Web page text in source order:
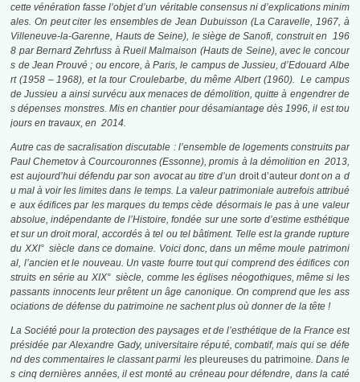
cette vénération fasse l’objet d’un véritable consensus ni d’explications minim
ales. On peut citer les ensembles de Jean Dubuisson (La Caravelle, 1967, à
Villeneuve-la-Garenne, Hauts de Seine), le siège de Sanofi, construit en 196
8 par Bernard Zehrfuss à Rueil Malmaison (Hauts de Seine), avec le concour
s de Jean Prouvé ; ou encore, à Paris, le campus de Jussieu, d’Edouard Albe
rt (1958 – 1968), et la tour Croulebarbe, du même Albert (1960). Le campus
de Jussieu a ainsi survécu aux menaces de démolition, quitte à engendrer de
s dépenses monstres. Mis en chantier pour désamiantage dès 1996, il est tou
jours en travaux, en 2014.
Autre cas de sacralisation discutable : l’ensemble de logements construits par
Paul Chemetov à Courcouronnes (Essonne), promis à la démolition en 2013,
est aujourd’hui défendu par son avocat au titre d’un droit d’auteurdont on a d
u mal à voir les limites dans le temps. La valeur patrimoniale autrefois attribué
e aux édifices par les marques du temps cède désormais le pas à une valeur
absolue, indépendante de l’Histoire, fondée sur une sorte d’estime esthétique
et sur un droit moral, accordés à tel ou tel bâtiment. Telle est la grande rupture
du XXI° siècle dans ce domaine. Voici donc, dans un même moule patrimoni
al, l’ancien et le nouveau. Un vaste fourre tout qui comprend des édifices con
struits en série au XIX° siècle, comme les églises néogothiques, même si les
passants innocents leur prêtent un âge canonique. On comprend que les ass
ociations de défense du patrimoine ne sachent plus où donner de la tête !
La Société pour la protection des paysages et de l’esthétique de la France est
présidée par Alexandre Gady, universitaire réputé, combatif, mais qui se défe
nd des commentaires le classant parmi les pleureuses du patrimoine. Dans le
s cinq dernières années, il est monté au créneau pour défendre, dans la caté